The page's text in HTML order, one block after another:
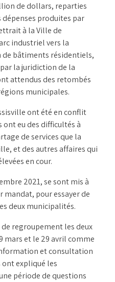
de dollars, reparties
dépenses produites par
à la Ville de
industriel vers la
bâtiments résidentiels,
la juridiction de la
attendus des retombés
municipales.
ont été en conflit
ont eu des difficultés à
de services que la
et des autres affaires qui
en cour.
2021, se sont mis à
pour essayer de
deux municipalités.
regroupement les deux
et le 29 avril comme
et consultation
expliqué les
période de questions